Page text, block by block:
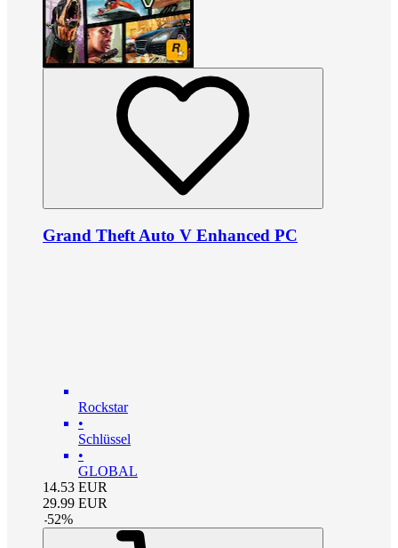
Grand Theft Auto V Enhanced PC
Rockstar
•
Schlüssel
•
GLOBAL
14.53 EUR
29.99 EUR
-52%